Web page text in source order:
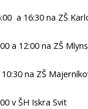
a 16:30 na ZŠ
a 12:00 na ZŠ
na ZŠ
v ŠH Iskra Svit